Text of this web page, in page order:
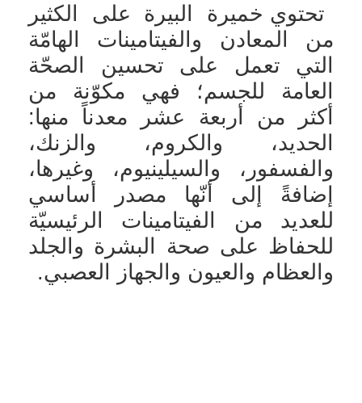
تحتوي خميرة البيرة على الكثير
من المعادن والفيتامينات الهامّة
التي تعمل على تحسين الصحّة
العامة للجسم؛ فهي مكوّنة من
أكثر من أربعة عشر معدناً منها:
الحديد، والكروم، والزنك،
والفسفور، والسيلينيوم، وغيرها،
إضافةً إلى أنّها مصدر أساسي
للعديد من الفيتامينات الرئيسيّة
للحفاظ على صحة البشرة والجلد
والعظام والعيون والجهاز العصبي.